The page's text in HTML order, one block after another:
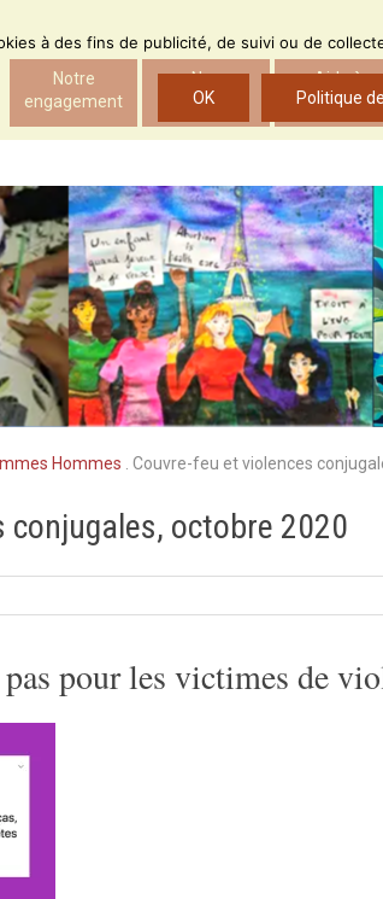
Notre
engagement
Nos
actions
Aide à
l’insertion
Hommes Couvre-feu et violences
conjugales, octobre 2020
pour les victimes de
à des fins de publicité, de suivi ou de
OK Politique